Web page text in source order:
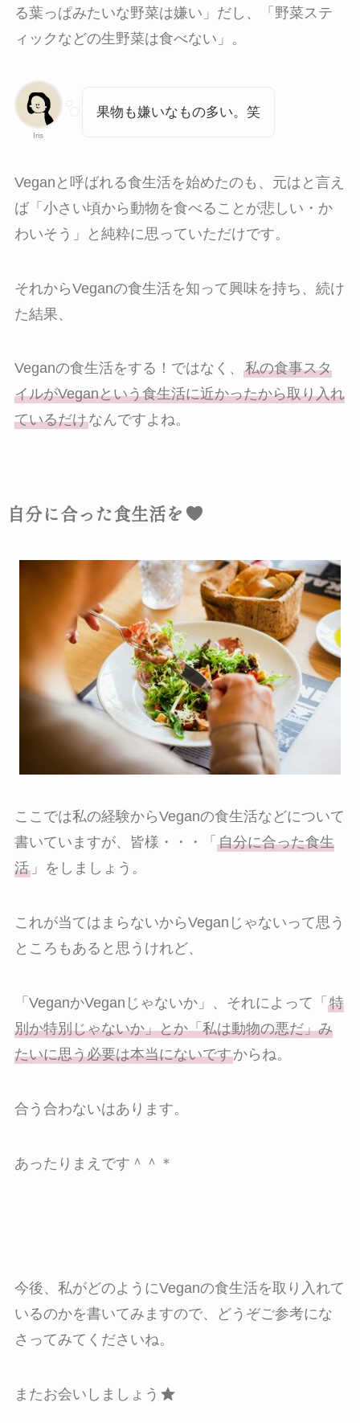
る葉っぱみたいな野菜は嫌い」だし、「野菜ステ
ィックなどの生野菜は食べない」。
Iris
果物も嫌いなもの多い。笑
Veganと呼ばれる食生活を始めたのも、元はと言え
ば「小さい頃から動物を食べることが悲しい・か
わいそう」と純粋に思っていただけです。
それからVeganの食生活を知って興味を持ち、続け
た結果、
Veganの食生活をする！ではなく、 私の食事スタ
イルがVeganという食生活に近かったから取り入れ
ているだけなんですよね。
自分に合った食生活を
ここでは私の経験からVeganの食生活などについて
書いていますが、皆様・・・「 自分に合った食生
活」をしましょう。
これが当てはまらないからVeganじゃないって思う
ところもあると思うけれど、
「VeganかVeganじゃないか」、それによって「 特
別か特別じゃないか」とか「私は動物の悪だ」み
たいに思う必要は本当にないですからね。
合う合わないはあります。
あったりまえです＾＾＊
今後、私がどのようにVeganの食生活を取り入れて
いるのかを書いてみますので、どうぞご参考にな
さってみてくださいね。
またお会いしましょう